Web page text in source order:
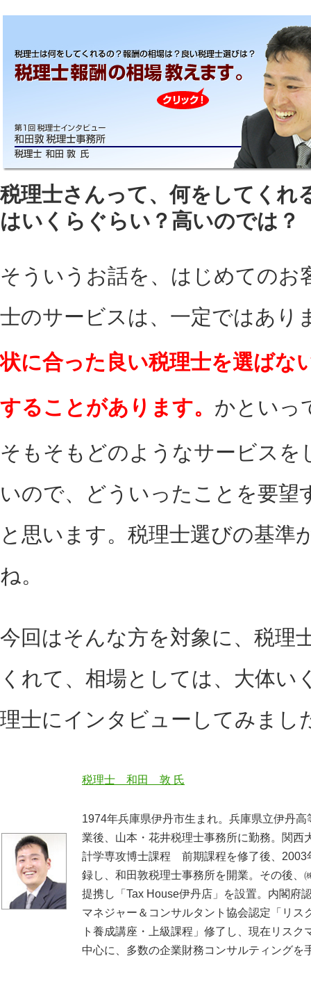
税理士さんって、何をしてくれ
はいくらぐらい？高いのでは？
そういうお話を、はじめてのお
士のサービスは、一定ではあり
状に合った良い税理士を選ばな
することがあります。 かといっ
そもそもどのようなサービス
いので、どういったことを要
と思います。税理士選びの基準
ね。
今回はそんな方を対象に、税理
くれて、相場としては、大体
理士にインタビューしてみまし
税理士 和田 敦 氏
1974年兵庫県伊丹市生まれ。兵庫県立伊丹高
業後、山本・花井税理士事務所に勤務。関
計学専攻博士課程 前期課程を修了後、2003
録し、和田敦税理士事務所を開業。その後、
提携し「Tax House伊丹店」を設置。内閣府
マネジャー＆コンサルタント協会認定「リス
ト養成講座・上級課程」修了し、現在リスク
中心に、多数の企業財務コンサルティングを